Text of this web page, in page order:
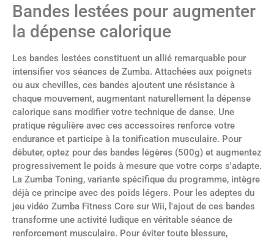
Bandes lestées pour augmenter
la dépense calorique
Les bandes lestées constituent un allié remarquable pour
intensifier vos séances de Zumba. Attachées aux poignets
ou aux chevilles, ces bandes ajoutent une résistance à
chaque mouvement, augmentant naturellement la dépense
calorique sans modifier votre technique de danse. Une
pratique régulière avec ces accessoires renforce votre
endurance et participe à la tonification musculaire. Pour
débuter, optez pour des bandes légères (500g) et augmentez
progressivement le poids à mesure que votre corps s'adapte.
La Zumba Toning, variante spécifique du programme, intègre
déjà ce principe avec des poids légers. Pour les adeptes du
jeu vidéo Zumba Fitness Core sur Wii, l'ajout de ces bandes
transforme une activité ludique en véritable séance de
renforcement musculaire. Pour éviter toute blessure,